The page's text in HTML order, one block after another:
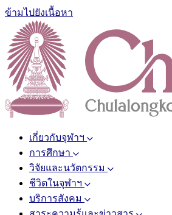
ข้ามไปยังเนื้อหา
เกี่ยวกับจุฬาฯ
การศึกษา
วิจัยและนวัตกรรม
ชีวิตในจุฬาฯ
บริการสังคม